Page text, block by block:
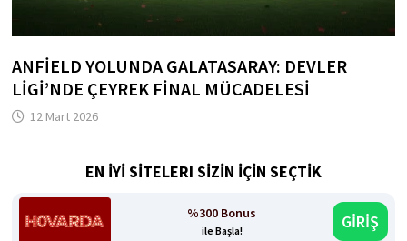
ANFIELD YOLUNDA GALATASARAY: DEVLER
LIGI’NDE ÇEYREK FINAL MÜCADELESI
12 Mart 2026
EN İYİ SİTELERI SİZİN İÇİN SEÇTİK
%300 Bonus
ile Başla! GİRİŞ